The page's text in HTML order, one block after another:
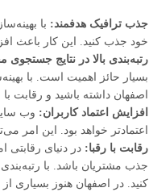
جذب ترافیک هدفمند: با
خود جذب کنید. این کار باعث
رتبه‌بندی بالا در نتایج جستجوی
بسیار حائز اهمیت است. با
اصفهان داشته باشید و رقابت با
افزایش اعتماد کاربران: وب
اعتمادتر خواهد بود. این امر
رقابت با رقبا: در دنیای
جذب مشتریان باشد. با رتبه‌بندی
کنید. در اصفهان هنوز بسیاری